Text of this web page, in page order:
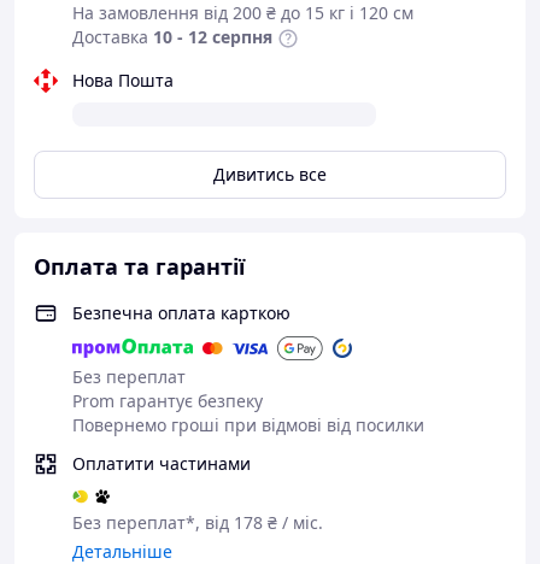
На замовлення від 200 ₴ до 15 кг і 120 см
Доставка 10 - 12 серпня
Нова Пошта
Дивитись все
Оплата та гарантії
Безпечна оплата карткою
Без переплат
Prom гарантує безпеку
Повернемо гроші при відмові від посилки
Оплатити частинами
Без переплат*, від 178 ₴ / міс.
Детальніше